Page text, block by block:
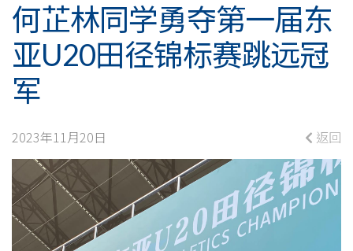
学
勇
夺
第
一
届
东
何芷林同学勇夺第一届东
亚U20田径锦标赛跳远冠
军
2023年11月20日 返回